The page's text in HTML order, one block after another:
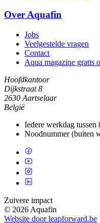
Over Aquafin
Jobs
Veelgestelde vragen
Contact
Aqua magazine gratis
Hoofdkantoor
Dijkstraat 8
2630 Aartselaar
België
Iedere werkdag tussen
Noodnummer (buiten
Zuivere impact
© 2026 Aquafin
Website door leapforward.be